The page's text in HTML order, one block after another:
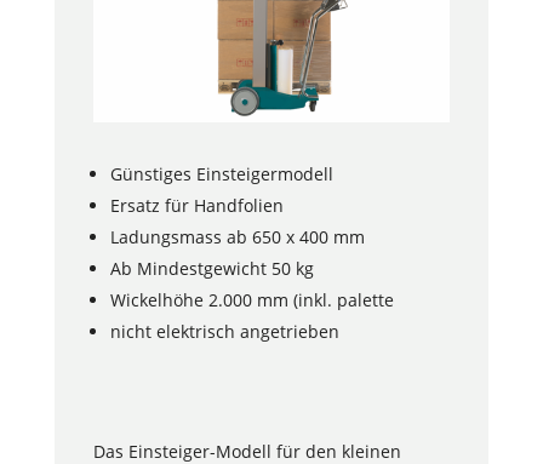
Günstiges Einsteigermodell
Ersatz für Handfolien
Ladungsmass ab 650 x 400 mm
Ab Mindestgewicht 50 kg
Wickelhöhe 2.000 mm (inkl. palette
nicht elektrisch angetrieben
Das Einsteiger-Modell für den kleinen